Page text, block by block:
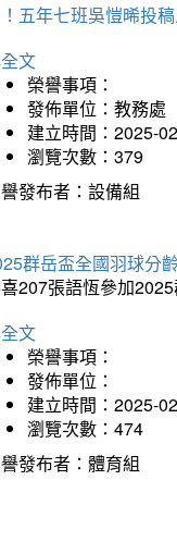
五年七班吳愷晞投
文
榮譽事項：
發佈單位：教務處
建立時間：2025-
瀏覽次數：379
發布者：設備組
群岳盃全國羽球分
207張語恆參加
文
榮譽事項：
發佈單位：
建立時間：2025-
瀏覽次數：474
發布者：體育組